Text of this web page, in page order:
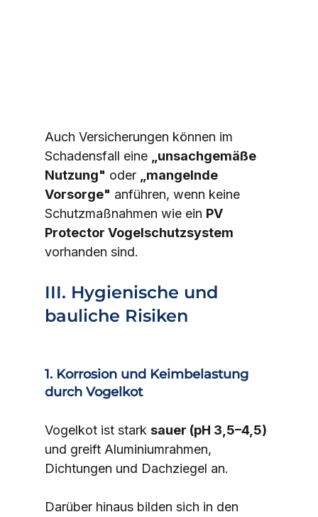
Auch Versicherungen können im
Schadensfall eine
„unsachgemäße
Nutzung" oder
„mangelnde
Vorsorge" anführen, wenn keine
Schutzmaßnahmen wie ein PV
Protector Vogelschutzsystem
vorhanden sind.
III. Hygienische und
bauliche Risiken
1. Korrosion und Keimbelastung
durch Vogelkot
Vogelkot ist stark sauer (pH 3,5–4,5)
und greift Aluminiumrahmen,
Dichtungen und Dachziegel an.
Darüber hinaus bilden sich in den